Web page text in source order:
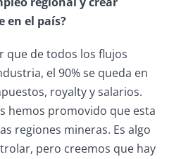
en el país?
que de todos los flujos
el 90% se queda en
royalty y salarios.
hemos promovido que esta
regiones mineras. Es algo
pero creemos que hay